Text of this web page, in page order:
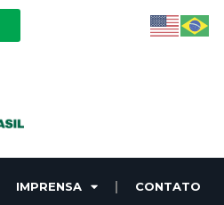
IMPRENSA CONTATO